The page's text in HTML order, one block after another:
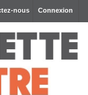
Connexion
nous